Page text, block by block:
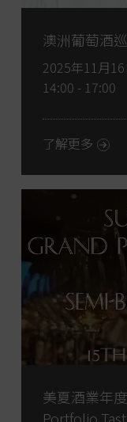
澳洲葡萄酒
2025年11月16
14:00 - 17:00
了解更多
美夏酒業年